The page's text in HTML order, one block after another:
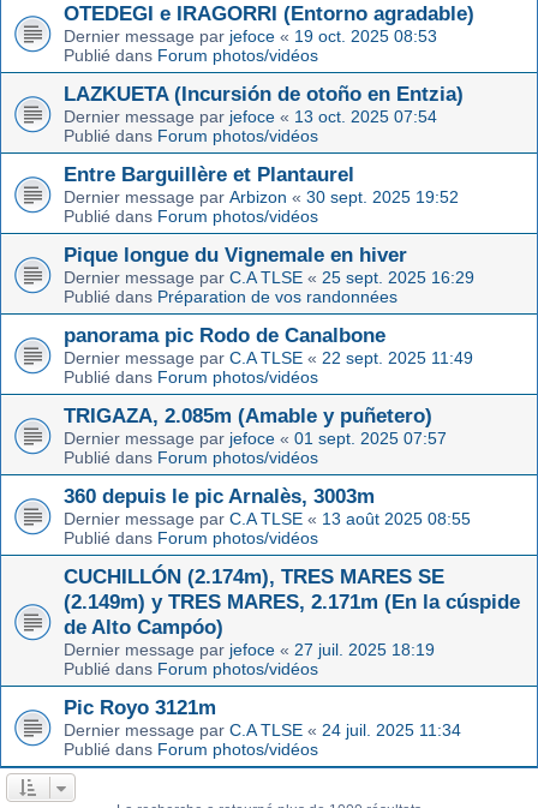
OTEDEGI e IRAGORRI (Entorno agradable)
Dernier message par jefoce « 19 oct. 2025 08:53
Publié dans Forum photos/vidéos
LAZKUETA (Incursión de otoño en Entzia)
Dernier message par jefoce « 13 oct. 2025 07:54
Publié dans Forum photos/vidéos
Entre Barguillère et Plantaurel
Dernier message par Arbizon « 30 sept. 2025 19:52
Publié dans Forum photos/vidéos
Pique longue du Vignemale en hiver
Dernier message par C.A TLSE « 25 sept. 2025 16:29
Publié dans Préparation de vos randonnées
panorama pic Rodo de Canalbone
Dernier message par C.A TLSE « 22 sept. 2025 11:49
Publié dans Forum photos/vidéos
TRIGAZA, 2.085m (Amable y puñetero)
Dernier message par jefoce « 01 sept. 2025 07:57
Publié dans Forum photos/vidéos
360 depuis le pic Arnalès, 3003m
Dernier message par C.A TLSE « 13 août 2025 08:55
Publié dans Forum photos/vidéos
CUCHILLÓN (2.174m), TRES MARES SE
(2.149m) y TRES MARES, 2.171m (En la cúspide
de Alto Campóo)
Dernier message par jefoce « 27 juil. 2025 18:19
Publié dans Forum photos/vidéos
Pic Royo 3121m
Dernier message par C.A TLSE « 24 juil. 2025 11:34
Publié dans Forum photos/vidéos